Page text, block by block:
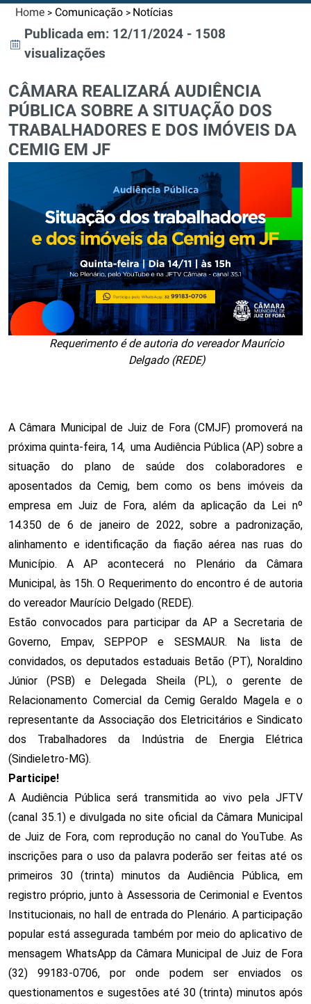
Home > Comunicação > Notícias
Publicada em: 12/11/2024 - 1508
visualizações
CÂMARA REALIZARÁ AUDIÊNCIA
PÚBLICA SOBRE A SITUAÇÃO DOS
TRABALHADORES E DOS IMÓVEIS DA
CEMIG EM JF
Requerimento é de autoria do vereador Maurício
Delgado (REDE)
A Câmara Municipal de Juiz de Fora (CMJF) promoverá na
próxima quinta-feira, 14, uma Audiência Pública (AP) sobre a
situação do plano de saúde dos colaboradores e
aposentados da Cemig, bem como os bens imóveis da
empresa em Juiz de Fora, além da aplicação da Lei nº
14.350 de 6 de janeiro de 2022, sobre a padronização,
alinhamento e identificação da fiação aérea nas ruas do
Município. A AP acontecerá no Plenário da Câmara
Municipal, às 15h. O Requerimento do encontro é de autoria
do vereador Maurício Delgado (REDE).
Estão convocados para participar da AP a Secretaria de
Governo, Empav, SEPPOP e SESMAUR. Na lista de
convidados, os deputados estaduais Betão (PT), Noraldino
Júnior (PSB) e Delegada Sheila (PL), o gerente de
Relacionamento Comercial da Cemig Geraldo Magela e o
representante da Associação dos Eletricitários e Sindicato
dos Trabalhadores da Indústria de Energia Elétrica
(Sindieletro-MG).
Participe!
A Audiência Pública será transmitida ao vivo pela JFTV
(canal 35.1) e divulgada no site oficial da Câmara Municipal
de Juiz de Fora, com reprodução no canal do YouTube. As
inscrições para o uso da palavra poderão ser feitas até os
primeiros 30 (trinta) minutos da Audiência Pública, em
registro próprio, junto à Assessoria de Cerimonial e Eventos
Institucionais, no hall de entrada do Plenário. A participação
popular está assegurada também por meio do aplicativo de
mensagem WhatsApp da Câmara Municipal de Juiz de Fora
(32) 99183-0706, por onde podem ser enviados os
questionamentos e sugestões até 30 (trinta) minutos após